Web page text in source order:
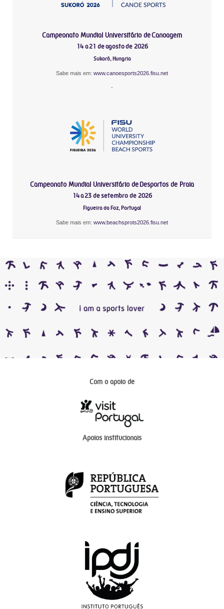
Campeonato Mundial Universitário de Canoagem
14 a 21 de agosto de 2026
Sukoró, Hungria
Sabe mais em: www.canoesports2026.fisu.net
-
Campeonato Mundial Universitário de Desportos de Praia
14 a 23 de setembro de 2026
Figueira da Foz, Portugal
Sabe mais em: www.beachsprots2026.fisu.net
Com o apoio de
Apoios institucionais